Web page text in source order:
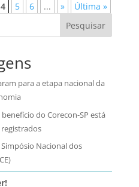
4 5 6 ... »
Última »
Pesquisar
para a etapa nacional da
do Corecon-SP está
Nacional dos